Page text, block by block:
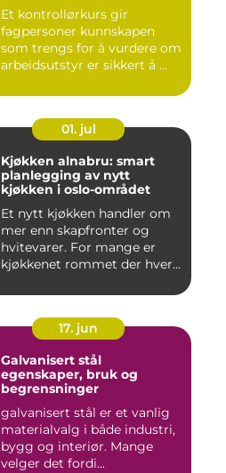
Et kontrollørkurs gir
fagpersoner kunnskapen
som trengs for å vurdere om
arbeidsutstyr er sikkert å ...
01. jul
Kjøkken alnabru: smart
planlegging av nytt
kjøkken i oslo-området
Et nytt kjøkken handler om
mer enn skapfronter og
hvitevarer. For mange er
kjøkkenet rommet der hver...
17. jun
Galvanisert stål
egenskaper, bruk og
begrensninger
galvanisert stål er et vanlig
materialvalg i både industri,
bygg og interiør. Mange
velger det fordi...